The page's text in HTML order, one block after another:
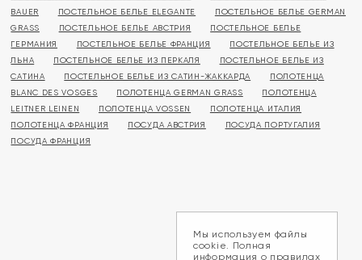
BAUER
ПОСТЕЛЬНОЕ БЕЛЬЕ ELEGANTE
ПОСТЕЛЬНОЕ БЕЛЬЕ GERMAN
GRASS
ПОСТЕЛЬНОЕ БЕЛЬЕ АВСТРИЯ
ПОСТЕЛЬНОЕ БЕЛЬЕ
ГЕРМАНИЯ
ПОСТЕЛЬНОЕ БЕЛЬЕ ФРАНЦИЯ
ПОСТЕЛЬНОЕ БЕЛЬЕ ИЗ
ЛЬНА
ПОСТЕЛЬНОЕ БЕЛЬЕ ИЗ ПЕРКАЛЯ
ПОСТЕЛЬНОЕ БЕЛЬЕ ИЗ
САТИНА
ПОСТЕЛЬНОЕ БЕЛЬЕ ИЗ САТИН-ЖАККАРДА
ПОЛОТЕНЦА
BLANC DES VOSGES
ПОЛОТЕНЦА GERMAN GRASS
ПОЛОТЕНЦА
LEITNER LEINEN
ПОЛОТЕНЦА VOSSEN
ПОЛОТЕНЦА ИТАЛИЯ
ПОЛОТЕНЦА ФРАНЦИЯ
ПОСУДА АВСТРИЯ
ПОСУДА ПОРТУГАЛИЯ
ПОСУДА ФРАНЦИЯ
Мы используем файлы
cookie. Полная
информация о правилах